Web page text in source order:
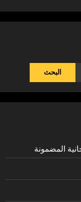
البحث
المضمونة